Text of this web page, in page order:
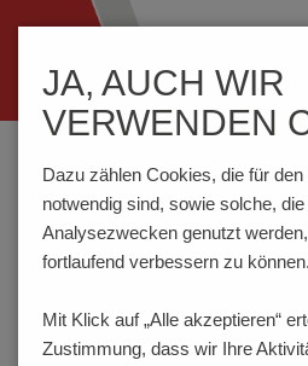
ein-/ausblenden
Home Komponenten
AKZ770/..-5.08-V-GRÜN
AKZ770/..-5.08-
JA, AUCH WIR
VERWENDEN
Dazu zählen Cookies, die für
notwendig sind, sowie solche,
Analysezwecken genutzt
fortlaufend verbessern zu können.
Mit Klick auf „Alle akzeptieren“
Zustimmung, dass wir Ihre